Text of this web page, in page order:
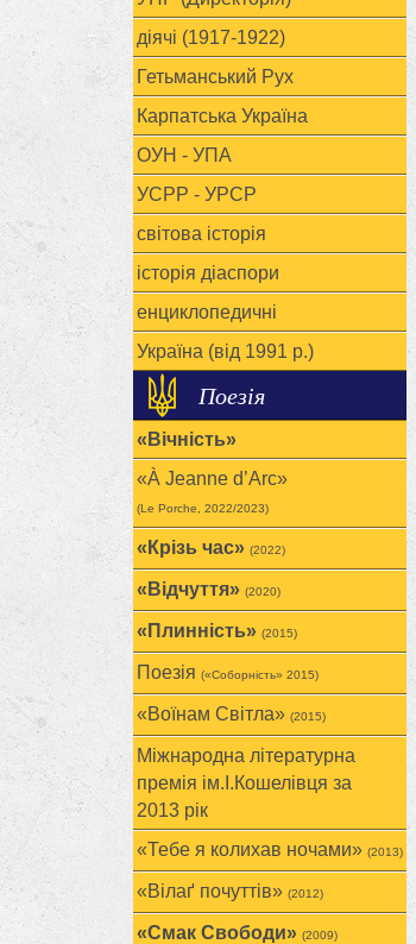
діячі (1917-1922)
Гетьманський Рух
Карпатська Україна
ОУН - УПА
УСРР - УРСР
світова історія
історія діаспори
енциклопедичні
Україна (від 1991 р.)
Поезія
«Вічність»
«À Jeanne d’Arc»
(Le Porche, 2022/2023)
«Крізь час» (2022)
«Відчуття» (2020)
«Плинність» (2015)
Поезія («Соборність» 2015)
«Воїнам Cвітла» (2015)
Міжнародна літературна
премія ім.І.Кошелівця за
2013 рік
«Тебе я колихав ночами» (2013)
«Вілаґ почуттів» (2012)
«Смак Свободи» (2009)